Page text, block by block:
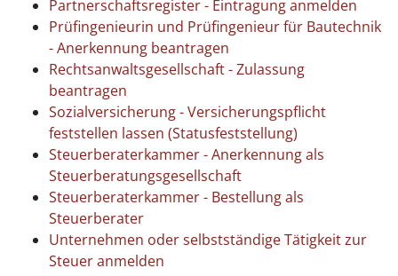
Partnerschaftsregister - Eintragung anmelden
Prüfingenieurin und Prüfingenieur für Bautechnik
- Anerkennung beantragen
Rechtsanwaltsgesellschaft - Zulassung
beantragen
Sozialversicherung - Versicherungspflicht
feststellen lassen (Statusfeststellung)
Steuerberaterkammer - Anerkennung als
Steuerberatungsgesellschaft
Steuerberaterkammer - Bestellung als
Steuerberater
Unternehmen oder selbstständige Tätigkeit zur
Steuer anmelden